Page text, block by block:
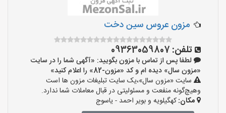
مزون عروس سین دخت
تلفن: 09363059807
لطفا پس از تماس با مزون بگویید: «آگهی شما را در سایت
«مزون سال» دیده ام و کد «مزون-82» را اعلام کنید»
سایت «مزون سال»،یک سایت تبلیغات مزون ها است
وهیچ‌گونه منفعت و مسئولیتی در قبال معاملات شما ندارد.
مکان:کهگیلویه و بویر احمد - یاسوج